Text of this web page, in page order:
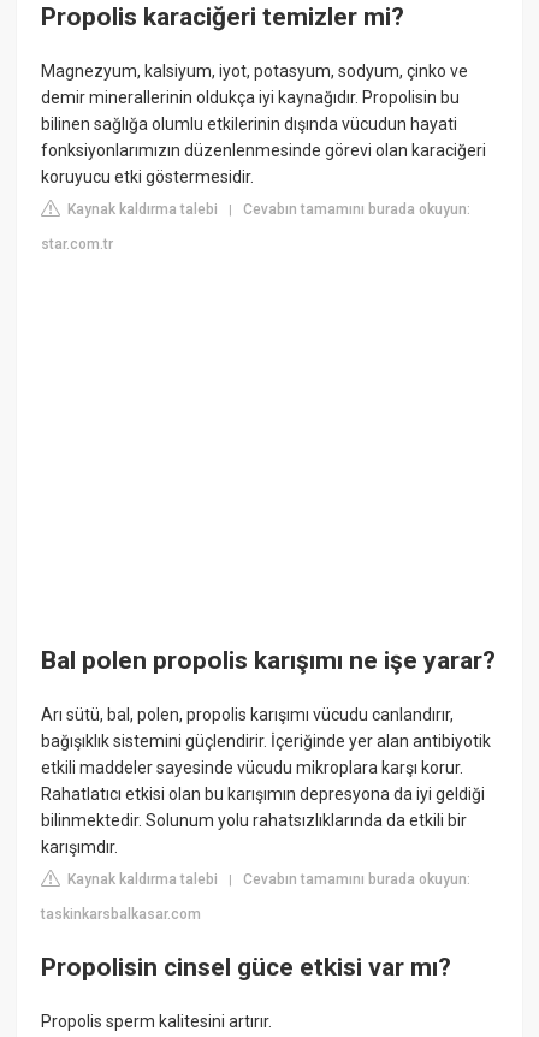
Propolis karaciğeri temizler mi?
Magnezyum, kalsiyum, iyot, potasyum, sodyum, çinko ve
demir minerallerinin oldukça iyi kaynağıdır. Propolisin bu
bilinen sağlığa olumlu etkilerinin dışında vücudun hayati
fonksiyonlarımızın düzenlenmesinde görevi olan karaciğeri
koruyucu etki göstermesidir.
Kaynak kaldırma talebi |Cevabın tamamını burada okuyun:
star.com.tr
Bal polen propolis karışımı ne işe yarar?
Arı sütü, bal, polen, propolis karışımı vücudu canlandırır,
bağışıklık sistemini güçlendirir. İçeriğinde yer alan antibiyotik
etkili maddeler sayesinde vücudu mikroplara karşı korur.
Rahatlatıcı etkisi olan bu karışımın depresyona da iyi geldiği
bilinmektedir. Solunum yolu rahatsızlıklarında da etkili bir
karışımdır.
Kaynak kaldırma talebi |Cevabın tamamını burada okuyun:
taskinkarsbalkasar.com
Propolisin cinsel güce etkisi var mı?
Propolis sperm kalitesini artırır.